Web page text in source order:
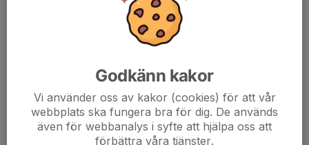
Godkänn kakor
Vi använder oss av kakor (cookies) för att vår
webbplats ska fungera bra för dig. De används
även för webbanalys i syfte att hjälpa oss att
förbättra våra tjänster.